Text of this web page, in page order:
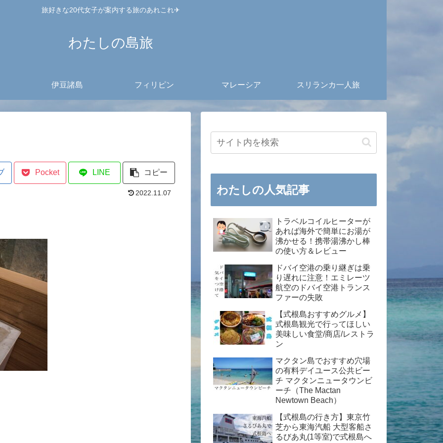
旅好きな20代女子が案内する旅のあれこれ✈︎
わたしの島旅
伊豆諸島 フィリピン マレーシア スリランカ一人旅
Pocket LINE コピー
2022.11.07 わたしの人気記事
トラベルコイルヒーターが
あれば海外で簡単にお湯が
沸かせる！携帯湯沸かし棒
の使い方＆レビュー
ドバイ空港の乗り継ぎは乗
り遅れに注意！エミレーツ
航空のドバイ空港トランス
ファーの失敗
【式根島おすすめグルメ】
式根島観光で行ってほしい
美味しい食堂/商店/レストラ
ン
マクタン島でおすすめ穴場
の有料デイユース公共ビー
チ マクタンニュータウンビ
ーチ（The Mactan
Newtown Beach）
【式根島の行き方】東京竹
芝から東海汽船 大型客船さ
るびあ丸(1等室)で式根島へ